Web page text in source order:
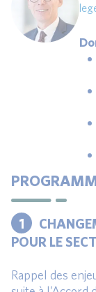
1
POUR LE
Rappel des